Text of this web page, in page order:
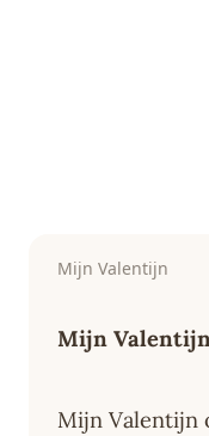
Mijn Valentijn
Mijn
Mijn Valentijn